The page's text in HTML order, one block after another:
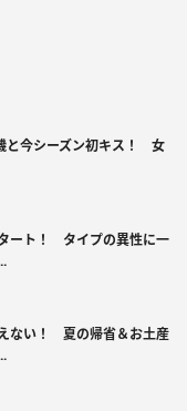
と今シーズン初キス！ 女
ート！ タイプの異性に一
ない！ 夏の帰省＆お土産